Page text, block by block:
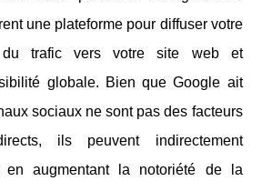
une plateforme pour diffuser votre
du trafic vers votre site web et
globale. Bien que Google ait
sociaux ne sont pas des facteurs
ils peuvent indirectement
en augmentant la notoriété de la